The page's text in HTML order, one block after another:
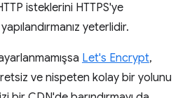
isteklerini HTTPS'ye
yeterlidir.
Let's Encrypt,
ve nispeten kolay bir yolunu